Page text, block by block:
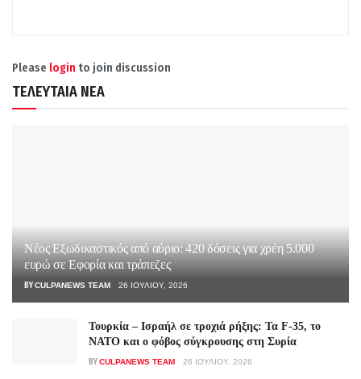
Please login to join discussion
ΤΕΛΕΥΤΑΙΑ ΝΕΑ
Νέος Εξωδικαστικός από αύριο: 420 δόσεις για χρέη 5.000
ευρώ σε Εφορία και τράπεζες
BYCULPANEWS TEAM 26 ΙΟΥΛΊΟΥ, 2026
Τουρκία – Ισραήλ σε τροχιά ρήξης: Τα F-35, το
ΝΑΤΟ και ο φόβος σύγκρουσης στη Συρία
BYCULPANEWS TEAM 26 ΙΟΥΛΊΟΥ, 2026